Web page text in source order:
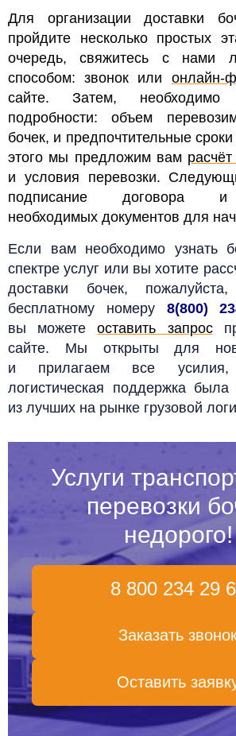
Для организации доставки
пройдите несколько простых
очередь, свяжитесь с нами
способом: звонок или онлайн-
сайте. Затем, необходимо
подробности: объем
бочек, и предпочтительные
этого мы предложим вам
и условия перевозки.
подписание договора
необходимых документов для
Если вам необходимо узнать
спектре услуг или вы хотите
доставки бочек,
бесплатному номеру 8(800)
вы можетеоставить запрос
сайте. Мы открыты для
и прилагаем все
логистическая поддержка
из лучших на рынке грузовой
Услуги
перевозки
недорого!
8 800 234 29
Заказать
Оставить